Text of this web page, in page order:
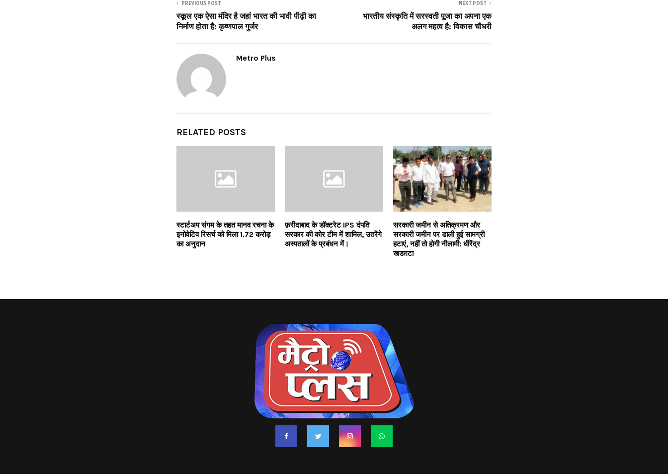
PREVIOUS POST
स्कूल एक ऐसा मंदिर है जहां भारत की भावी पीढ़ी का
निर्माण होता है: कृष्णपाल गुर्जर
NEXT POST
भारतीय संस्कृति में सरस्वती पूजा का अपना एक
अलग महत्व है: विकास चौधरी
Metro Plus
RELATED POSTS
स्टार्टअप संगम के तहत मानव रचना के
इनोवेटिव रिसर्च को मिला 1.72 करोड़
का अनुदान
फ़रीदाबाद के डॉक्टरेट IPS दंपति
सरकार की कोर टीम में शामिल, उतरेंगे
अस्पतालों के प्रबंधन में।
सरकारी जमीन से अतिक्रमण और
सरकारी जमीन पर डाली हुई सामग्री
हटाएं, नहीं तो होगी नीलामी: धीरेंद्र
खडग़टा